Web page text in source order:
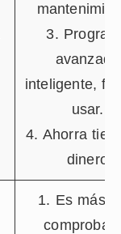
3.
avanzado
inteligente,
usar.
4. Ahorra
dinero
1. Es más
comprobar